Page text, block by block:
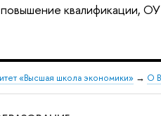
квалификации,
«Высшая школа экономики» → О